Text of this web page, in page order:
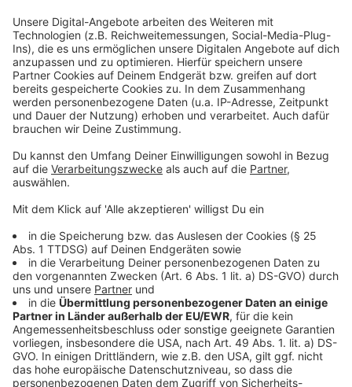
der Integration und Mitmenschlichkeit in Nordrhein-
Westfalen, das in Nettersheim entstanden ist. Die
Gemeinde hofft, dass die geflüchteten Menschen ihre
Zeit in Marmagen in guter Erinnerung behalten werden.
Die Zukunft der ehemaligen Eifelhöhenklinik ist noch
ungewiss. Wunsch der Verantwortlichen ist,
das Gebiet gehört nicht der Gemeinde, weshalb bei
den Planungen auch die Nachfolgegesellschaft der
viele Ideen für die Nutzung der Klinik, darunter eine
Kita, eine Pflegeeinrichtung oder etwas für
Sportaktivitäten. Im Hintergrund laufen Gespräche
zwischen der Nachfolgegesellschaft der
Eifelhöhenklinik, der Gemeinde und potenziellen
Investoren
Anzeige